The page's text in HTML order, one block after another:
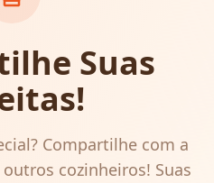
Suas
Compartilhe com a
cozinheiros! Suas